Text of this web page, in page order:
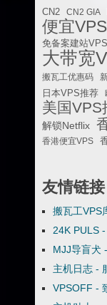
CN2 CN2 GIA
便宜VPS
免备案建站VPS
大带宽
搬瓦工优惠码
日本VPS推荐
美国VPS
解锁Netflix
香港便宜VPS
友情链接
搬瓦工VPS
24K PULS
MJJ导盲犬
主机日志 -
VPSOFF -